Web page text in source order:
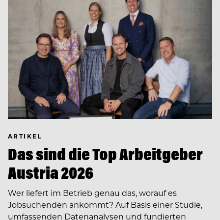
ARTIKEL
Das sind die Top Arbeitgeber
Austria 2026
Wer liefert im Betrieb genau das, worauf es
Jobsuchenden ankommt? Auf Basis einer Studie,
umfassenden Datenanalysen und fundierten